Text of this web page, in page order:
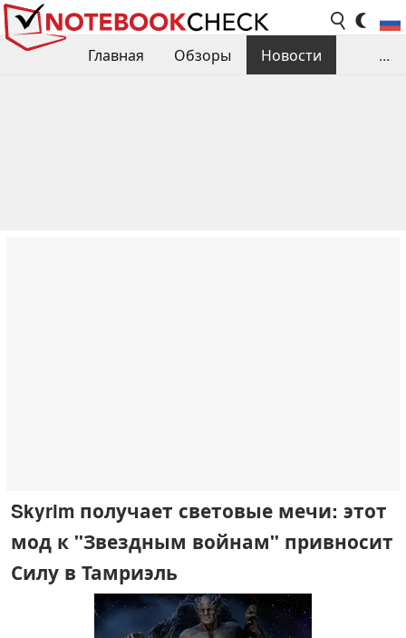
Главная Обзоры
Новости
...
Skyrim получает световые мечи: этот
мод к "Звездным войнам" привносит
Силу в Тамриэль